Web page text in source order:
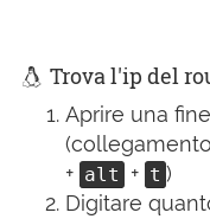
Trova l'ip del
Aprire una
+ alt + t )
Digitare